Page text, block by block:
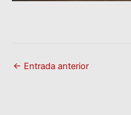
← Entrada anterior